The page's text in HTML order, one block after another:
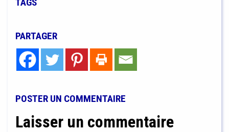
PARTAGER
POSTER UN COMMENTAIRE
Laisser un commentaire